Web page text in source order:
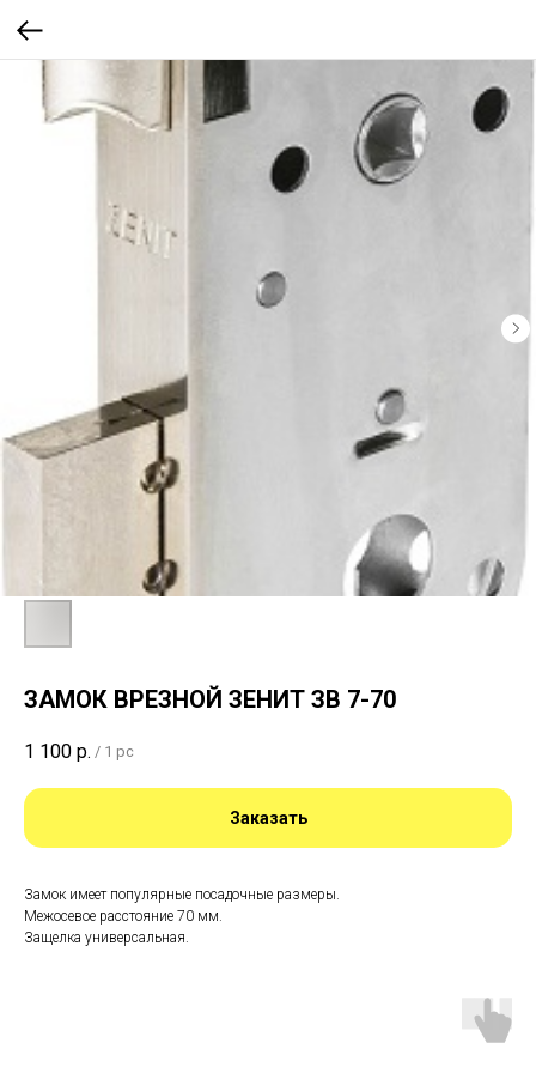
ЗАМОК ВРЕЗНОЙ ЗЕНИТ ЗВ 7-70
1 100 р. / 1 pc
Заказать
Замок имеет популярные посадочные размеры.
Межосевое расстояние 70 мм.
Защелка универсальная.